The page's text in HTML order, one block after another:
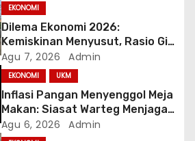
EKONOMI
Dilema Ekonomi 2026:
Kemiskinan Menyusut, Rasio Gini
Mendorong Kesenjangan
Agu 7, 2026 Admin
EKONOMI UKM
Inflasi Pangan Menyenggol Meja
Makan: Siasat Warteg Menjaga
Harga Tetap Terjangkau
Agu 6, 2026 Admin